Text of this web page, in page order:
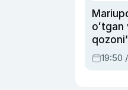
oʻtgan
19:50